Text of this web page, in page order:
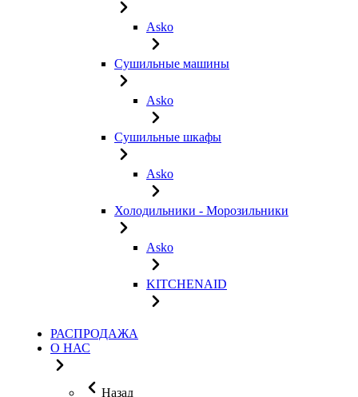
Asko
Сушильные машины
Asko
Сушильные шкафы
Asko
Холодильники - Морозильники
Asko
KITCHENAID
РАСПРОДАЖА
О НАС
Назад